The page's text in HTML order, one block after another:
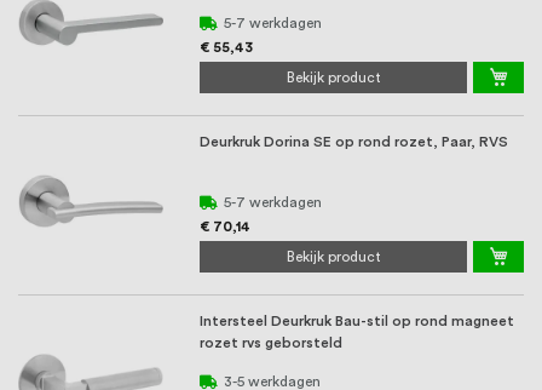
5-7 werkdagen
€ 55,43
Bekijk product
Deurkruk Dorina SE op rond rozet, Paar, RVS
5-7 werkdagen
€ 70,14
Bekijk product
Intersteel Deurkruk Bau-stil op rond magneet
rozet rvs geborsteld
3-5 werkdagen